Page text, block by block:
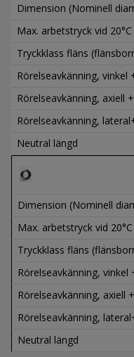
Dimension (Nominell
Max. arbetstryck vid
Tryckklass fläns
Rörelseavkänning, vinkel
Rörelseavkänning, axiell
Rörelseavkänning,
Neutral längd
Dimension (Nominell
Max. arbetstryck vid
Tryckklass fläns
Rörelseavkänning, vinkel
Rörelseavkänning, axiell
Rörelseavkänning,
Neutral längd